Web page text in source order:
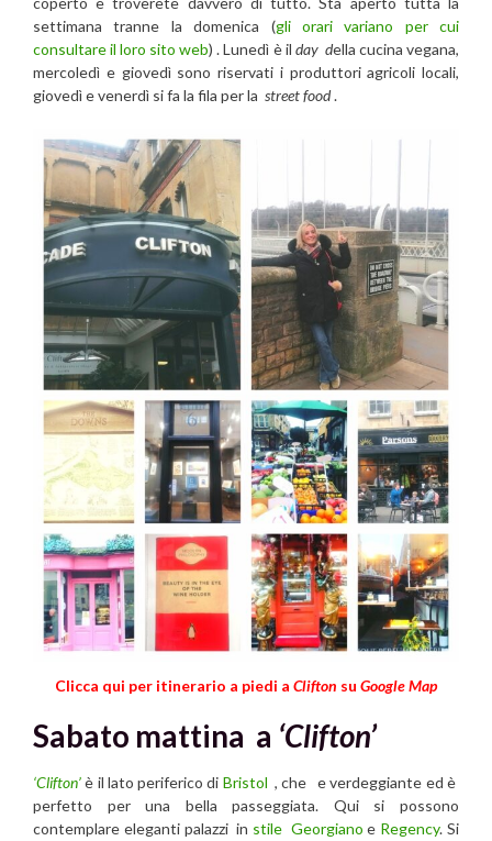
settimana tranne la domenica (gli orari variano per cui
consultare il loro sito web) . Lunedì è il day della cucina vegana,
mercoledì e giovedì sono riservati i produttori agricoli locali,
giovedì e venerdì si fa la fila per la street food.
Clicca qui per itinerario a piedi a Clifton su Google Map
Sabato mattina a ‘Clifton’
‘Clifton’è il lato periferico di Bristol , che e verdeggiante ed è
perfetto per una bella passeggiata. Qui si possono
contemplare eleganti palazzi in stile Georgiano e Regency. Si